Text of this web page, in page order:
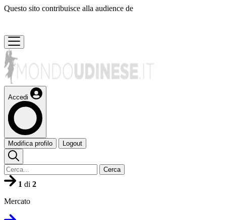
Questo sito contribuisce alla audience de
Accedi
Modifica profilo Logout
Cerca
1 di 2
Mercato